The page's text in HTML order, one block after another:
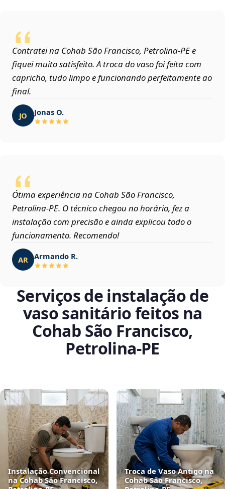
Contratei na Cohab São Francisco, Petrolina‑PE e
fiquei muito satisfeito. A troca do vaso foi feita com
capricho, tudo limpo e funcionando perfeitamente ao
final.
JO Jonas O.
Ótima experiência na Cohab São Francisco,
Petrolina‑PE. O técnico chegou no horário, fez a
instalação com precisão e ainda explicou todo o
funcionamento. Recomendo!
AR Armando R.
Serviços de instalação de
vaso sanitário feitos na
Cohab São Francisco,
Petrolina‑PE
Instalação Convencional
na Cohab São Francisco,
Troca de Vaso Antigo na
Cohab São Francisco,